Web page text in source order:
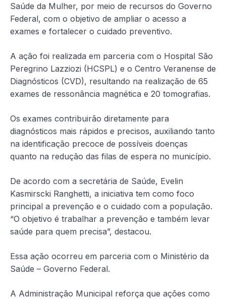
Saúde da Mulher, por meio de recursos do Governo
Federal, com o objetivo de ampliar o acesso a
exames e fortalecer o cuidado preventivo.
A ação foi realizada em parceria com o Hospital São
Peregrino Lazziozi (HCSPL) e o Centro Veranense de
Diagnósticos (CVD), resultando na realização de 65
exames de ressonância magnética e 20 tomografias.
Os exames contribuirão diretamente para
diagnósticos mais rápidos e precisos, auxiliando tanto
na identificação precoce de possíveis doenças
quanto na redução das filas de espera no município.
De acordo com a secretária de Saúde, Evelin
Kasmirscki Ranghetti, a iniciativa tem como foco
principal a prevenção e o cuidado com a população.
“O objetivo é trabalhar a prevenção e também levar
saúde para quem precisa”, destacou.
Essa ação ocorreu em parceria com o Ministério da
Saúde – Governo Federal.
A Administração Municipal reforça que ações como